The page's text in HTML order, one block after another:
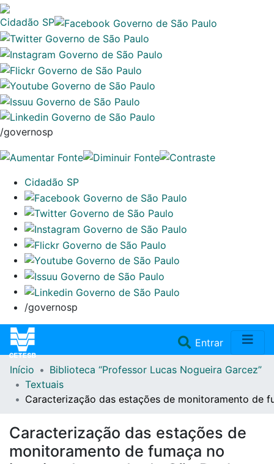
Cidadão SP
/governosp
Cidadão SP
/governosp
Entrar(current)
Home
Repositório
Início
Biblioteca “Professor Lucas Nogueira Garcez”
Textuais
Caracterização das estações de monitoramento de
Caracterização das estações de
monitoramento de fumaça no